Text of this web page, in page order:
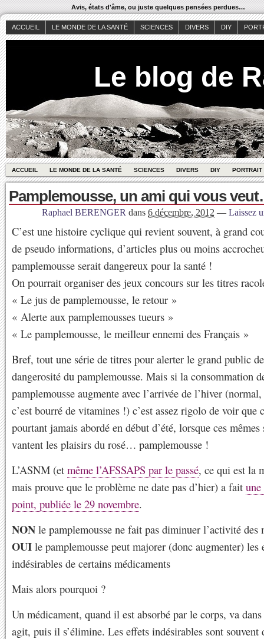
Avis, états d'âme, ou juste quelques pensées perdues…
ACCUEIL LE MONDE DE LA SANTÉ SCIENCES DIVERS DIY
Le blog de
ACCUEIL LE MONDE DE LA SANTÉ SCIENCES DIVERS DIY PORTRAIT
Pamplemousse, un ami qui vous
Raphael BERENGER dans 6 décembre, 2012 — Laissez
C’est une histoire cyclique qui revient souvent, à grand
de pseudo informations, d’articles plus ou moins
pamplemousse serait dangereux pour la santé !
On pourrait organiser des jeux concours sur les titres
« Le jus de pamplemousse, le retour »
« Alerte aux pamplemousses tueurs »
« Le pamplemousse, le meilleur ennemi des Français »
Bref, tout une série de titres pour alerter le grand public
dangerosité du pamplemousse. Mais si la consommation
pamplemousse augmente avec l’arrivée de l’hiver
c’est bourré de vitamines !) c’est assez rigolo de voir que
pourtant jamais abordé en début d’été, lorsque ces mêmes
vantent les plaisirs du rosé… pamplemousse !
L’ASNM (et même l’AFSSAPS par le passé, ce qui est la
mais prouve que le problème ne date pas d’hier) a fait
point, publiée le 29 novembre.
NON le pamplemousse ne fait pas diminuer l’activité des
OUI le pamplemousse peut majorer (donc augmenter) les
indésirables de certains médicaments
Mais alors pourquoi ?
Un médicament, quand il est absorbé par le corps, va
agit, puis il s’élimine. Les effets indésirables sont souvent